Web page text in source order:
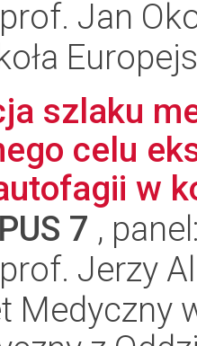
Jan
szlaku
celu
w
7 ,
Jerzy
Medyczny